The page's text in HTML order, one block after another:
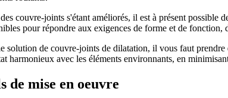
couvre-joints s'étant améliorés, il est à présent
pour répondre aux exigences de forme et de fonction,
solution de couvre-joints de dilatation, il vous faut
harmonieux avec les éléments environnants, en
de mise en oeuvre